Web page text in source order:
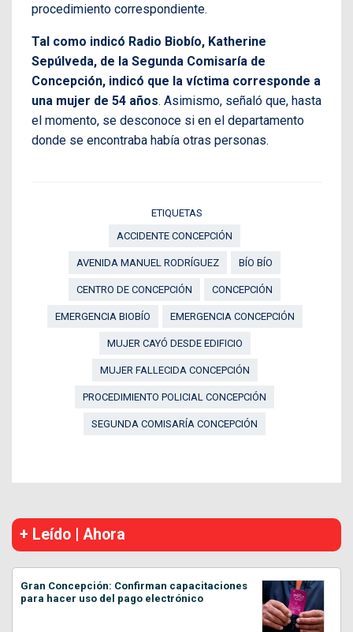
procedimiento correspondiente.
Tal como indicó Radio Biobío, Katherine
Sepúlveda, de la Segunda Comisaría de
Concepción, indicó que la víctima corresponde a
una mujer de 54 años. Asimismo, señaló que, hasta
el momento, se desconoce si en el departamento
donde se encontraba había otras personas.
ETIQUETAS
ACCIDENTE CONCEPCIÓN
AVENIDA MANUEL RODRÍGUEZ BÍO BÍO
CENTRO DE CONCEPCIÓN CONCEPCIÓN
EMERGENCIA BIOBÍO EMERGENCIA CONCEPCIÓN
MUJER CAYÓ DESDE EDIFICIO
MUJER FALLECIDA CONCEPCIÓN
PROCEDIMIENTO POLICIAL CONCEPCIÓN
SEGUNDA COMISARÍA CONCEPCIÓN
+ Leído | Ahora
Gran Concepción: Confirman capacitaciones
para hacer uso del pago electrónico